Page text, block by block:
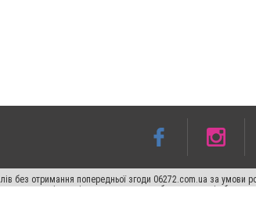
без отримання попередньої згоди 06272.com.ua за
на цитовані статті не нижче другого абзацу в тексті або в